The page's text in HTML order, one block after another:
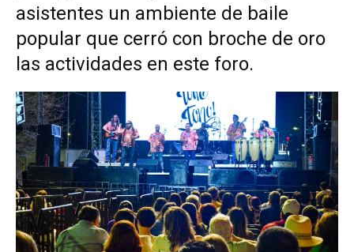
asistentes un ambiente de baile
popular que cerró con broche de oro
las actividades en este foro.